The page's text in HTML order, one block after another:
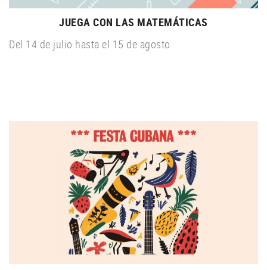
JUEGA CON LAS MATEMÁTICAS
Del 14 de julio hasta el 15 de agosto